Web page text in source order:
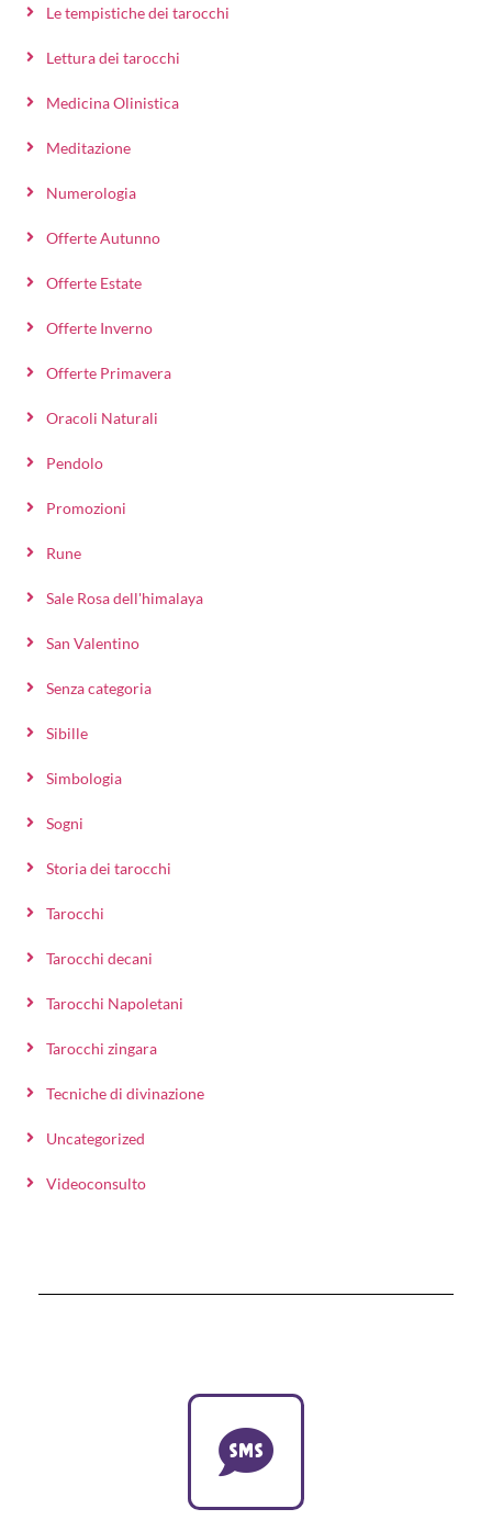
Le tempistiche dei tarocchi
Lettura dei tarocchi
Medicina Olinistica
Meditazione
Numerologia
Offerte Autunno
Offerte Estate
Offerte Inverno
Offerte Primavera
Oracoli Naturali
Pendolo
Promozioni
Rune
Sale Rosa dell'himalaya
San Valentino
Senza categoria
Sibille
Simbologia
Sogni
Storia dei tarocchi
Tarocchi
Tarocchi decani
Tarocchi Napoletani
Tarocchi zingara
Tecniche di divinazione
Uncategorized
Videoconsulto